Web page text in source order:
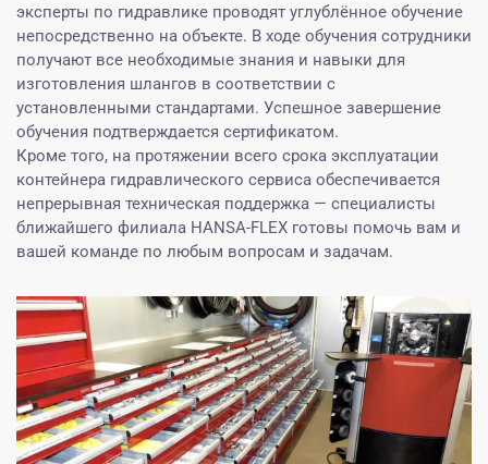
эксперты по гидравлике проводят углублённое обучение
непосредственно на объекте. В ходе обучения сотрудники
получают все необходимые знания и навыки для
изготовления шлангов в соответствии с
установленными стандартами. Успешное завершение
обучения подтверждается сертификатом.
Кроме того, на протяжении всего срока эксплуатации
контейнера гидравлического сервиса обеспечивается
непрерывная техническая поддержка — специалисты
ближайшего филиала HANSA-FLEX готовы помочь вам и
вашей команде по любым вопросам и задачам.